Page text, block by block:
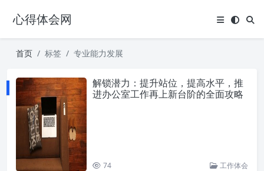
心得体会网
首页 标签 专业能力发展
解锁潜力：提升站位，提高水平，推
进办公室工作再上新台阶的全面攻略
74 工作体会